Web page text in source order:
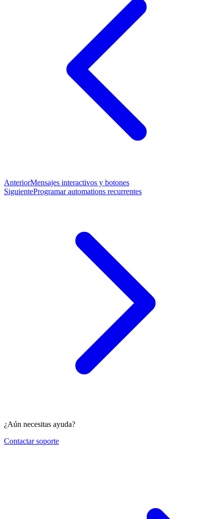
AnteriorMensajes interactivos y botones
SiguienteProgramar automations recurrentes
¿Aún necesitas ayuda?
Contactar soporte